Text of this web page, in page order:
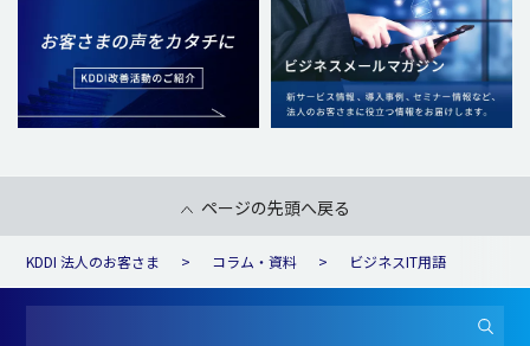
ページの先頭へ戻る
KDDI 法人のお客さま コラム・資料 ビジネスIT用語